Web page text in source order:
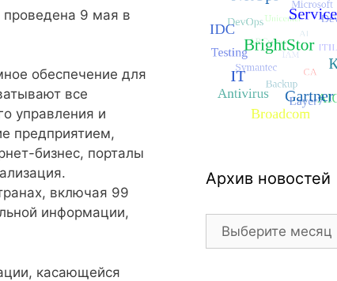
проведена 9 мая в
обеспечение для
все
управления и
предприятием,
бизнес, порталы
включая 99
информации,
касающейся
Архив новостей
Архив
новостей